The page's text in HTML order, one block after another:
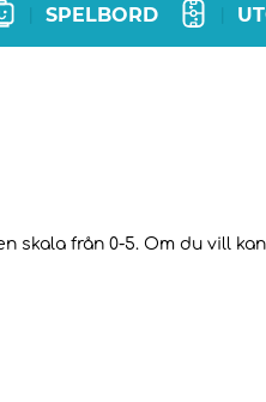
SPELBORD
skala från 0-5. Om du vill